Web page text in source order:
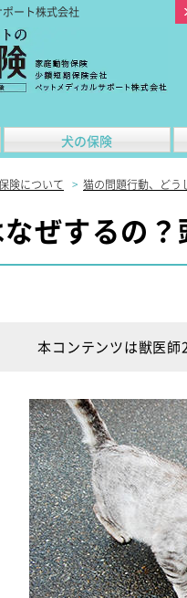
ポート株式会社
犬の保険
険について > 猫の問題行動、どう
ぜするの
本コンテンツは獣医